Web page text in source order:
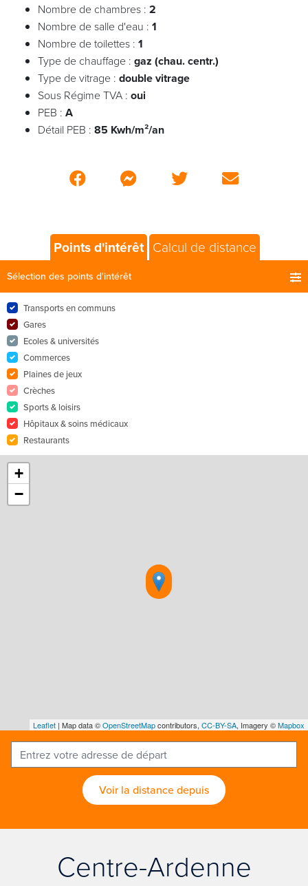
Nombre de chambres : 2
Nombre de salle d'eau : 1
Nombre de toilettes : 1
Type de chauffage : gaz (chau. centr.)
Type de vitrage : double vitrage
Sous Régime TVA : oui
PEB : A
Détail PEB : 85 Kwh/m²/an
Points d'intérêt Calcul de distance
Sélection des points d'intérêt
Transports en communs
Gares
Ecoles & universités
Commerces
Plaines de jeux
Crèches
Sports & loisirs
Hôpitaux & soins médicaux
Restaurants
+
−
Leaflet | Map data ©OpenStreetMapcontributors, CC-BY-SA, Imagery ©Mapbox
Voir la distance depuis
Centre-Ardenne